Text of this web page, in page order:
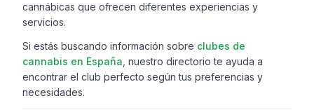
cannábicas que ofrecen diferentes experiencias y
servicios.
Si estás buscando información sobre clubes de
cannabis en España , nuestro directorio te ayuda a
encontrar el club perfecto según tus preferencias y
necesidades.